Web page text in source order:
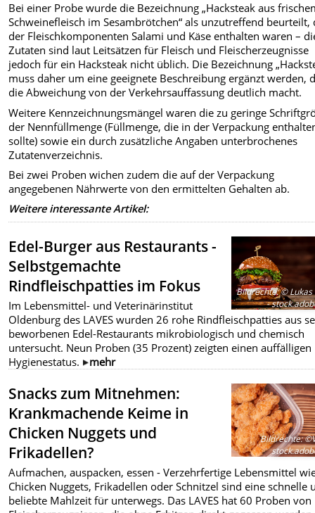
Bei einer Probe wurde die Bezeichnung „Hacksteak aus
Schweinefleisch im Sesambrötchen“ als unzutreffend beurteilt,
der Fleischkomponenten Salami und Käse enthalten waren –
Zutaten sind laut Leitsätzen für Fleisch und Fleischerzeugnisse
jedoch für ein Hacksteak nicht üblich. Die Bezeichnung
muss daher um eine geeignete Beschreibung ergänzt werden,
die Abweichung von der Verkehrsauffassung deutlich macht.
Weitere Kennzeichnungsmängel waren die zu geringe
der Nennfüllmenge (Füllmenge, die in der Verpackung
sollte) sowie ein durch zusätzliche Angaben unterbrochenes
Zutatenverzeichnis.
Bei zwei Proben wichen zudem die auf der Verpackung
angegebenen Nährwerte von den ermittelten Gehalten ab.
Weitere interessante Artikel:
Bildrechte:© Lukas
-
Edel-Burger aus Restaurants -
Selbstgemachte
Rindfleischpatties im Fokus
Im Lebensmittel- und Veterinärinstitut
Oldenburg des LAVES wurden 26 rohe Rindfleischpatties aus
beworbenen Edel-Restaurants mikrobiologisch und chemisch
untersucht. Neun Proben (35 Prozent) zeigten einen auffälligen
Hygienestatus.
mehr
Bildrechte:
Snacks zum Mitnehmen:
Krankmachende Keime in
Chicken Nuggets und
Frikadellen?
Aufmachen, auspacken, essen - Verzehrfertige Lebensmittel
Chicken Nuggets, Frikadellen oder Schnitzel sind eine schnelle
beliebte Mahlzeit für unterwegs. Das LAVES hat 60 Proben von